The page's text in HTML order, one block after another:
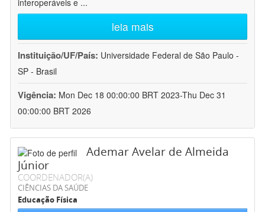
interoperáveis e ...
leia mais
Instituição/UF/País: Universidade Federal de São Paulo -
SP - Brasil
Vigência: Mon Dec 18 00:00:00 BRT 2023-Thu Dec 31
00:00:00 BRT 2026
Ademar Avelar de Almeida
Júnior
COORDENADOR(A)
CIÊNCIAS DA SAÚDE
Educação Física